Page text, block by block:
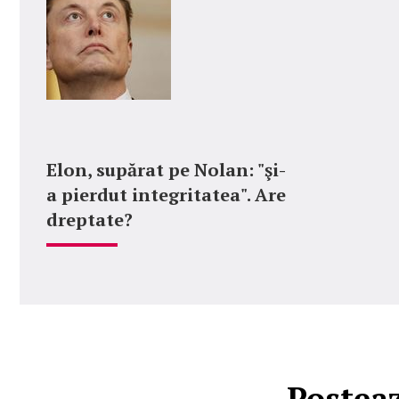
Elon, supărat pe Nolan: "şi-
a pierdut integritatea". Are
dreptate?